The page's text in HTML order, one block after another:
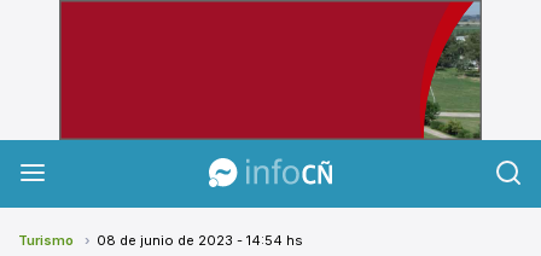
Turismo 08 de junio de 2023 - 14:54 hs